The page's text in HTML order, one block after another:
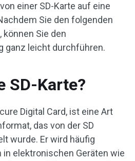
einer SD-Karte auf eine
Sie den folgenden
können Sie den
ganz leicht durchführen.
SD-Karte?
Digital Card, ist eine Art
das von der SD
wurde. Er wird häufig
in elektronischen Geräten wie